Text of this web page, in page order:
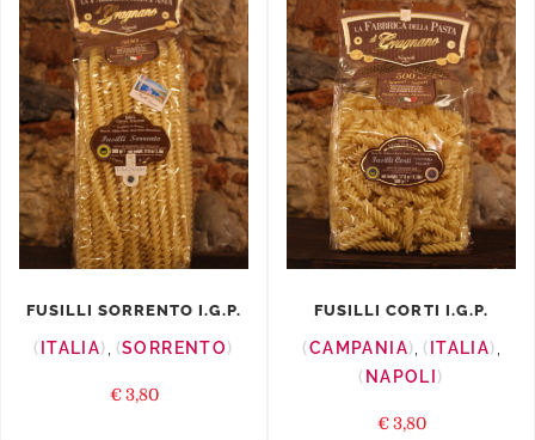
FUSILLI SORRENTO I.G.P.
ITALIA SORRENTO
€ 3,80
FUSILLI CORTI I.G.P.
CAMPANIA ITALIA
NAPOLI
€ 3,80